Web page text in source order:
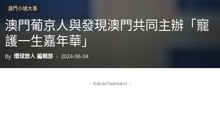
澳門小城大事
澳門葡京人與發現澳門共同主辦「寵
護一生嘉年華」
By 環球旅人 編輯部 - 2024-06-04
- Advertisement -